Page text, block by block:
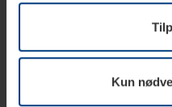
trenger vi din tillatelse. Du
tilbakekalle ditt samtykke i
informasjonskapselen på
Kun